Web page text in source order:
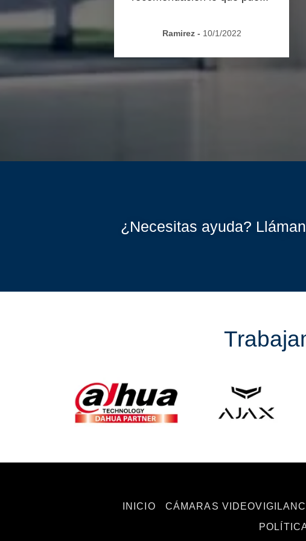
Ramirez- 10/1/2022
¿Necesitas ayuda?
INICIO CÁMARAS